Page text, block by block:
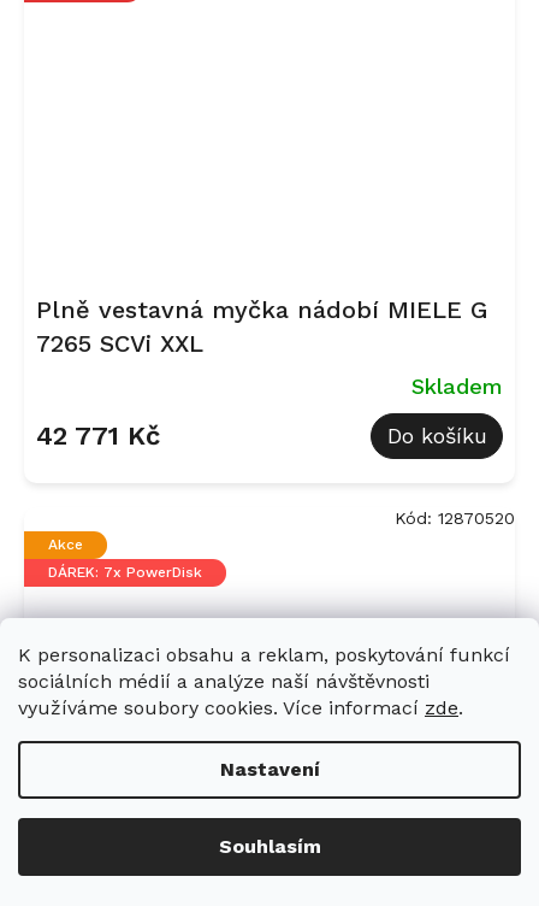
K personalizaci obsahu a reklam, poskytování funkcí
sociálních médií a analýze naší návštěvnosti
využíváme soubory cookies. Více informací zde.
Nastavení
Souhlasím
Plně vestavná myčka nádobí MIELE G
7265 SCVi XXL
Skladem
42 771 Kč Do košíku
Akce
DÁREK: 7x PowerDisk
Kód: 12870520